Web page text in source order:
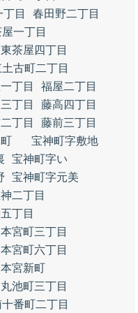
目
春田野二丁目
一丁目
東茶屋四丁目
古町二丁目
丁目
福屋二丁目
丁目
藤高四丁目
丁目
藤前三丁目
宝神町字敷地
宝神町字い
宝神町字元美
二丁目
丁目
本宮町三丁目
本宮町六丁目
本宮新町
丸池町三丁目
番町二丁目